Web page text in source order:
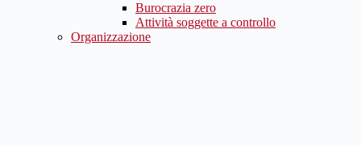
Burocrazia zero
Attività soggette a controllo
Organizzazione